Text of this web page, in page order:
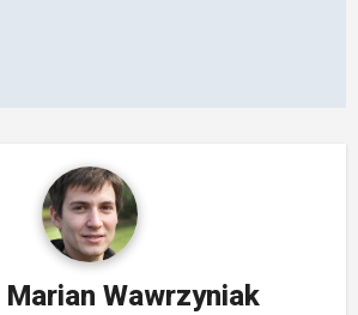
Marian Wawrzyniak